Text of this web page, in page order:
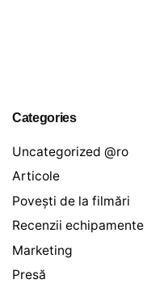
Categories
Uncategorized @ro
Articole
Povești de la filmări
Recenzii echipamente
Marketing
Presă